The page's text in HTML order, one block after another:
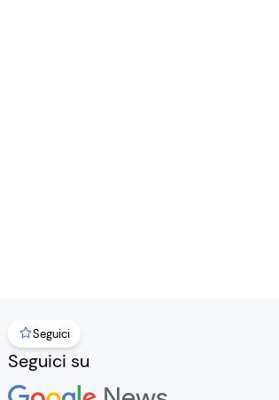
Seguici
Seguici su